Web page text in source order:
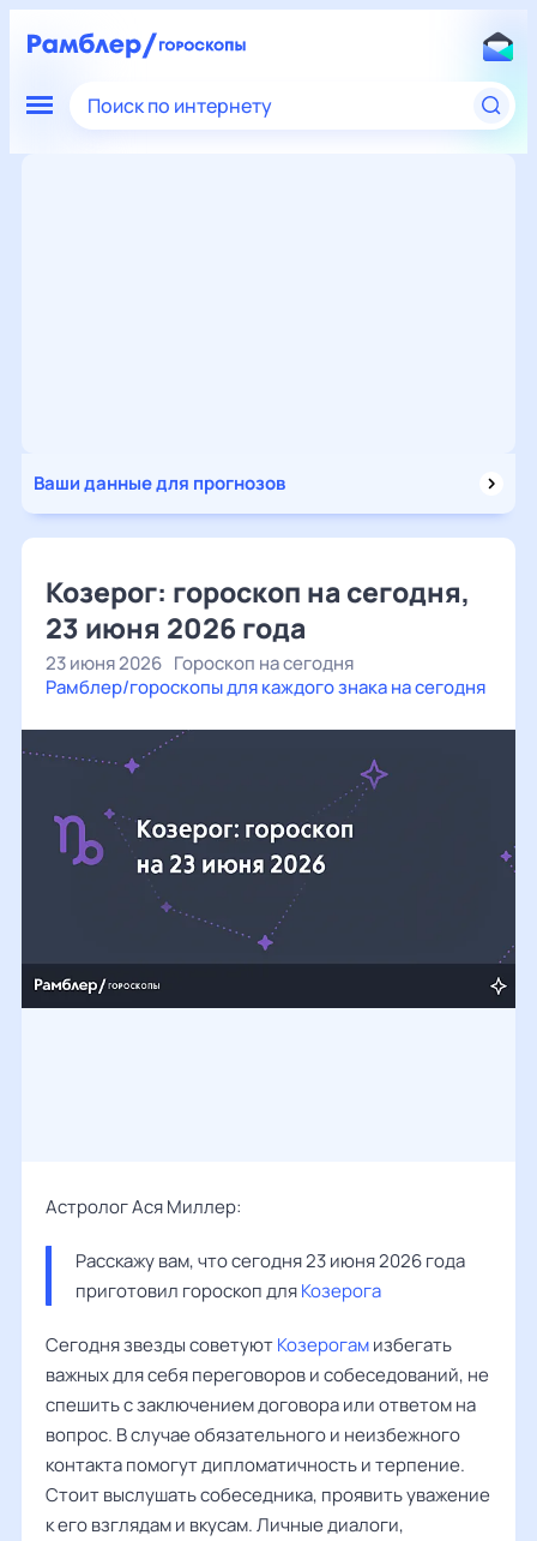
Поиск по интернету
Ваши данные для прогнозов
Козерог: гороскоп на сегодня,
23 июня 2026 года
23 июня 2026 Гороскоп на сегодня
Рамблер/гороскопы для каждого знака на сегодня
Астролог Ася Миллер:
Расскажу вам, что сегодня 23 июня 2026 года
приготовил гороскоп для Козерога
Сегодня звезды советуютКозерогамизбегать
важных для себя переговоров и собеседований, не
спешить с заключением договора или ответом на
вопрос. В случае обязательного и неизбежного
контакта помогут дипломатичность и терпение.
Стоит выслушать собеседника, проявить уважение
к его взглядам и вкусам. Личные диалоги,